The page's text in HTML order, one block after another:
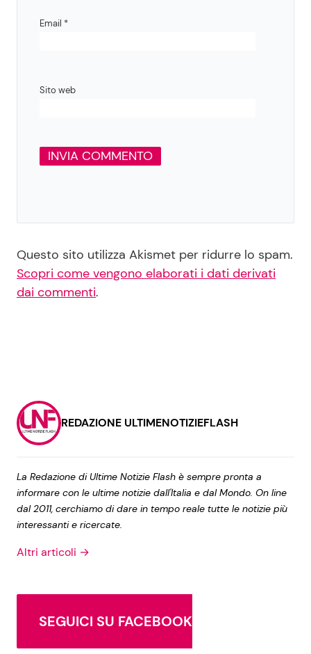
Email *
Sito web
Questo sito utilizza Akismet per ridurre lo spam.
Scopri come vengono elaborati i dati derivati
dai commenti.
REDAZIONE ULTIMENOTIZIEFLASH
La Redazione di Ultime Notizie Flash è sempre pronta a
informare con le ultime notizie dall'Italia e dal Mondo. On line
dal 2011, cerchiamo di dare in tempo reale tutte le notizie più
interessanti e ricercate.
Altri articoli →
SEGUICI SU FACEBOOK